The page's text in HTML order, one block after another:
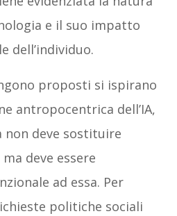
e il suo impatto
dell’individuo.
proposti si ispirano
antropocentrica dell’IA,
non deve sostituire
deve essere
ad essa. Per
politiche sociali